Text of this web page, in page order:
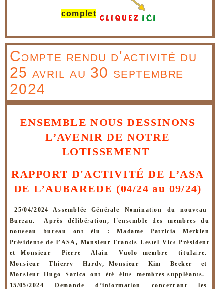
complet
Compte rendu d'activité du
25 avril au 30 septembre
2024
ENSEMBLE NOUS DESSINONS
L’AVENIR DE NOTRE
LOTISSEMENT
RAPPORT D'ACTIVITÉ DE L’ASA
DE L’AUBAREDE (04/24 au 09/24)
25/04/2024 Assemblée Générale Nomination du nouveau
Bureau. Après délibération, l'ensemble des membres du
nouveau bureau ont élu : MadamePatricia Merklen
Présidente de l’ASA, Monsieur Francis Lestel Vice-Président
etMonsieur Pierre Alain Vuolo membre titulaire.
Monsieur Thierry Hardy, Monsieur Kim Beeker et
Monsieur Hugo Sarica ont été élus membressuppléants.
15/05/2024 Demande d’information concernant les